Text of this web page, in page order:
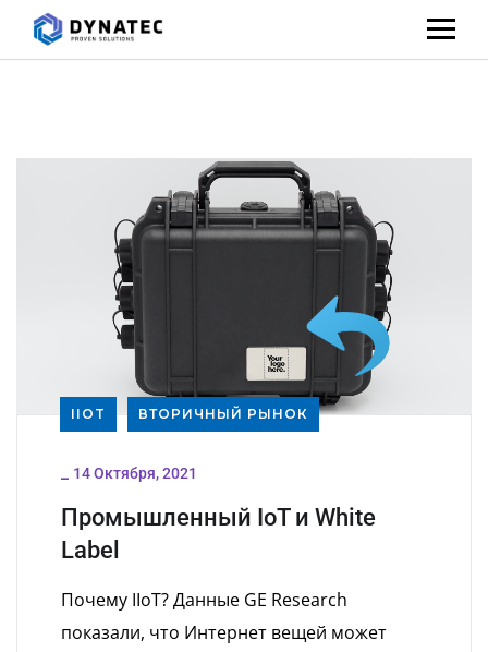
IIOT ВТОРИЧНЫЙ РЫНОК
_ 14 Октября, 2021
Промышленный IoT и White
Label
Почему IIoT? Данные GE Research
показали, что Интернет вещей может